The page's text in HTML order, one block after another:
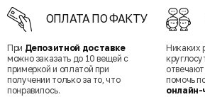
ОПЛАТА ПО ФАКТУ
При Депозитной доставке
можно заказать до 10 вещей с
примеркой и оплатой при
получении только за то, что
понравилось.
Никаких
помочь
онлайн-